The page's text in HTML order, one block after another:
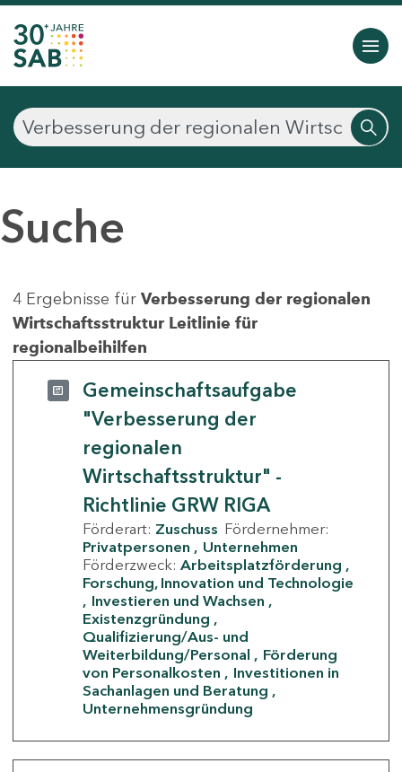
Suche
4 Ergebnisse für Verbesserung der regionalen
Wirtschaftsstruktur Leitlinie für
regionalbeihilfen
Gemeinschaftsaufgabe
"Verbesserung der
regionalen
Wirtschaftsstruktur" -
Richtlinie GRW RIGA
Förderart: Zuschuss Fördernehmer:
Privatpersonen
Unternehmen
Förderzweck: Arbeitsplatzförderung
Forschung, Innovation und Technologie
Investieren und Wachsen
Existenzgründung
Qualifizierung/Aus- und
Weiterbildung/Personal
Förderung
von Personalkosten
Investitionen in
Sachanlagen und Beratung
Unternehmensgründung